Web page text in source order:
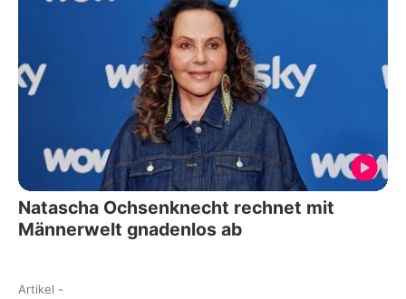
Natascha Ochsenknecht rechnet mit
Männerwelt gnadenlos ab
Artikel -